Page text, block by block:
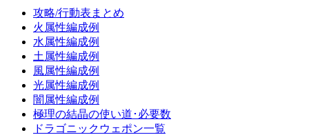
攻略/行動表まとめ
火属性編成例
水属性編成例
土属性編成例
風属性編成例
光属性編成例
闇属性編成例
極理の結晶の使い道･必要数
ドラゴニックウェポン一覧